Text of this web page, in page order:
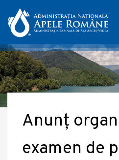
Anunț
examen de